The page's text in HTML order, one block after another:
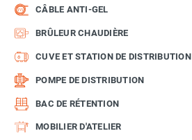
CÂBLE ANTI-GEL
BRÛLEUR CHAUDIÈRE
CUVE ET STATION DE DISTRIBUTION
POMPE DE DISTRIBUTION
BAC DE RÉTENTION
MOBILIER D'ATELIER